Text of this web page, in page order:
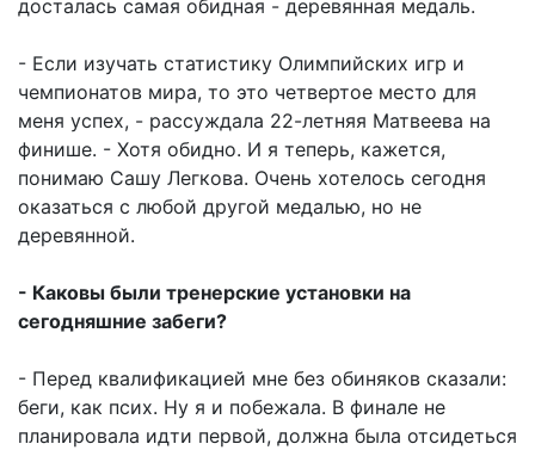
досталась самая обидная - деревянная медаль.
- Если изучать статистику Олимпийских игр и
чемпионатов мира, то это четвертое место для
меня успех, - рассуждала 22-летняя Матвеева на
финише. - Хотя обидно. И я теперь, кажется,
понимаю Сашу Легкова. Очень хотелось сегодня
оказаться с любой другой медалью, но не
деревянной.
- Каковы были тренерские установки на
сегодняшние забеги?
- Перед квалификацией мне без обиняков сказали:
беги, как псих. Ну я и побежала. В финале не
планировала идти первой, должна была отсидеться